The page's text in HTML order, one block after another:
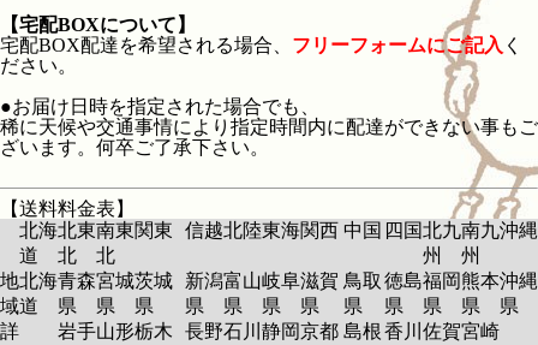
【宅配BOXについて】
宅配BOX配達を希望される場合、 フリーフォームにご記入 く
ださい。
●お届け日時を指定された場合でも、
稀に天候や交通事情により指定時間内に配達ができない事もご
ざいます。何卒ご了承下さい。
【送料料金表】
北海
道
北東
北
南東
北
関東 信越北陸東海関西 中国 四国北九
州
南九
州
沖縄
地
域
詳
北海
道
青森
県
岩手
宮城
県
山形
茨城
県
栃木
新潟
県
長野
富山
県
石川
岐阜
県
静岡
滋賀
県
京都
鳥取
県
島根
徳島
県
香川
福岡
県
佐賀
熊本
県
宮崎
沖縄
県